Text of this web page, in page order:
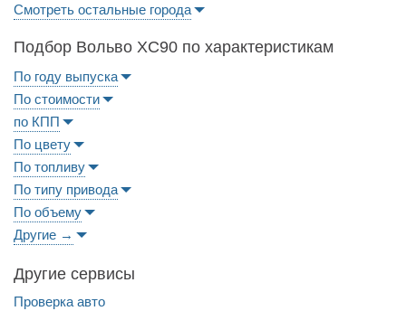
Смотреть остальные города
Подбор Вольво XC90 по характеристикам
По году выпуска
По стоимости
по КПП
По цвету
По топливу
По типу привода
По объему
Другие →
Другие сервисы
Проверка авто